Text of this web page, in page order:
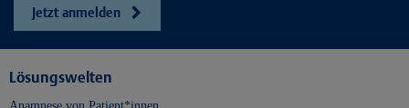
Jetzt anmelden
Lösungswelten